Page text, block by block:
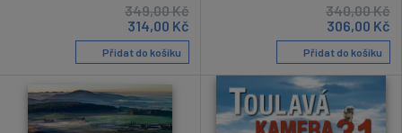
349,00Kč
314,00 Kč
Přidat do košíku
340,00Kč
306,00 Kč
Přidat do košíku